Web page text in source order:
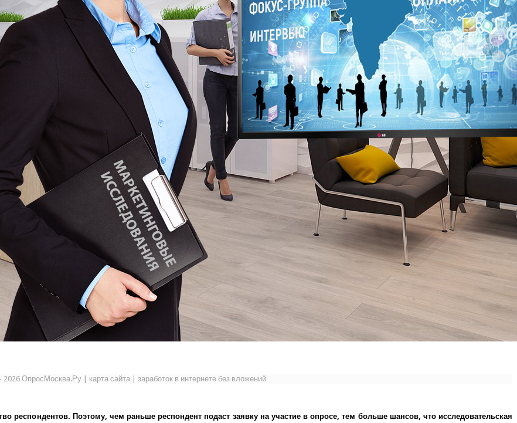
2026 ОпросМосква.Ру| карта сайта| заработок в интернете без вложений
респондентов. Поэтому, чем раньше респондент подаст заявку на участие в опросе, тем больше шансов, что исследовательская